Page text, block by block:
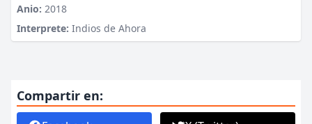
Anio: 2018
Interprete: Indios de Ahora
Compartir en: